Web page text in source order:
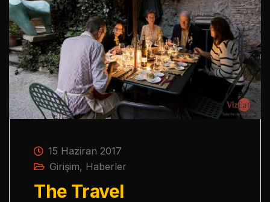
15 Haziran 2017
Girişim, Haberler
The Travel